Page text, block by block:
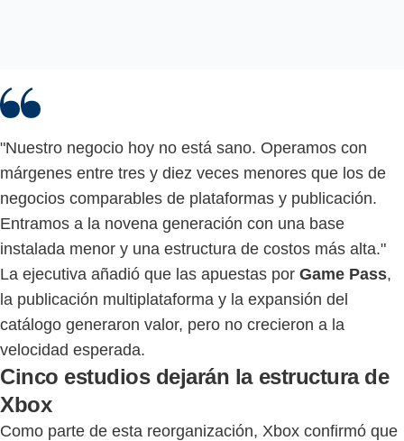
"Nuestro negocio hoy no está sano. Operamos con
márgenes entre tres y diez veces menores que los de
negocios comparables de plataformas y publicación.
Entramos a la novena generación con una base
instalada menor y una estructura de costos más alta."
La ejecutiva añadió que las apuestas por Game Pass,
la publicación multiplataforma y la expansión del
catálogo generaron valor, pero no crecieron a la
velocidad esperada.
Cinco estudios dejarán la estructura de
Xbox
Como parte de esta reorganización, Xbox confirmó que